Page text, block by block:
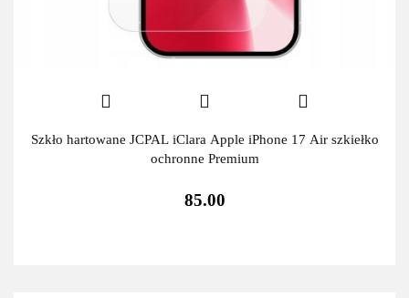
Szkło hartowane JCPAL iClara Apple iPhone 17 Air szkiełko
ochronne Premium
85.00